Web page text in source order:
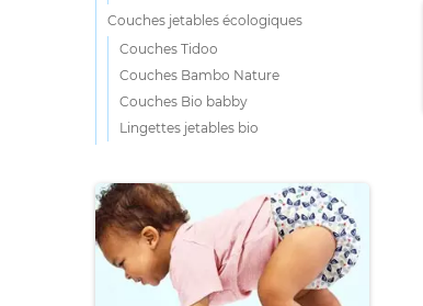
Couches jetables écologiques
Couches Tidoo
Couches Bambo Nature
Couches Bio babby
Lingettes jetables bio